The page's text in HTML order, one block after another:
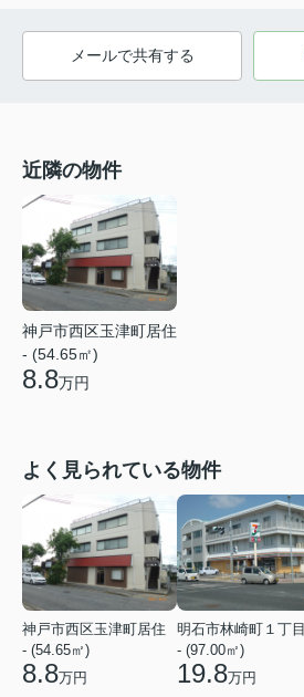
メールで共有する
近隣の物件
神戸市西区玉津町居住
- (54.65㎡)
8.8万円
よく見られている物件
神戸市西区玉津町居住
- (54.65㎡)
8.8万円
明石市林崎町１丁目
- (97.00㎡)
19.8万円